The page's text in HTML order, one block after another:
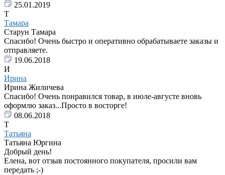
25.01.2019
Т
Тамара
Старун Тамара
Спасибо! Очень быстро и оперативно обрабатываете заказы и
отправляете.
19.06.2018
И
Ирина
Ирина Жиличева
Спасибо! Очень понравился товар, в июле-августе вновь
оформлю заказ...Просто в восторге!
08.06.2018
Т
Татьяна
Татьяна Юргина
Добрый день!
Елена, вот отзыв постоянного покупателя, просили вам
передать ;-)